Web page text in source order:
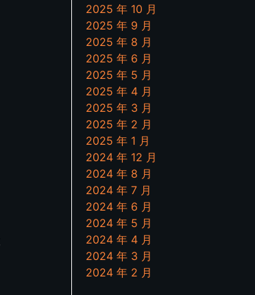
2025 年 10 月
2025 年 9 月
2025 年 8 月
2025 年 6 月
2025 年 5 月
2025 年 4 月
2025 年 3 月
2025 年 2 月
2025 年 1 月
2024 年 12 月
2024 年 8 月
2024 年 7 月
2024 年 6 月
2024 年 5 月
2024 年 4 月
2024 年 3 月
2024 年 2 月